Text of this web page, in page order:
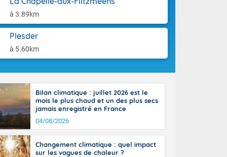
à 3.89km
Plesder
à 5.60km
ensoleillée,
une
le vent
tramontane
elles
et
sur le
Alpes à
terres et 20
Bilan climatique : juillet 2026 est le
mois le plus chaud et un des plus secs
jamais enregistré en France
04/08/2026
Changement climatique : quel impact
sur les vagues de chaleur ?